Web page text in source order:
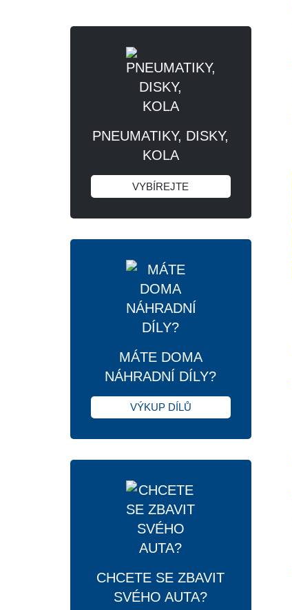
PNEUMATIKY, DISKY,
KOLA
VYBÍREJTE
MÁTE DOMA
NÁHRADNÍ DÍLY?
VÝKUP DÍLŮ
CHCETE SE ZBAVIT
SVÉHO AUTA?